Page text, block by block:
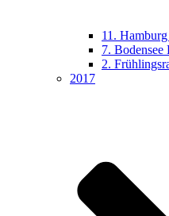
11.
7.
2.
2017